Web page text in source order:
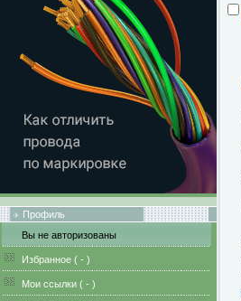
Профиль
Вы не авторизованы
Избранное ( - )
Мои ссылки ( - )